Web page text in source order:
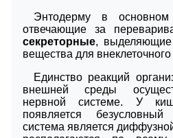
Энтодерму в основном
отвечающие за
секреторные, выделяющие
вещества для
Единство реакций
внешней среды
нервной системе. У
появляется
система является